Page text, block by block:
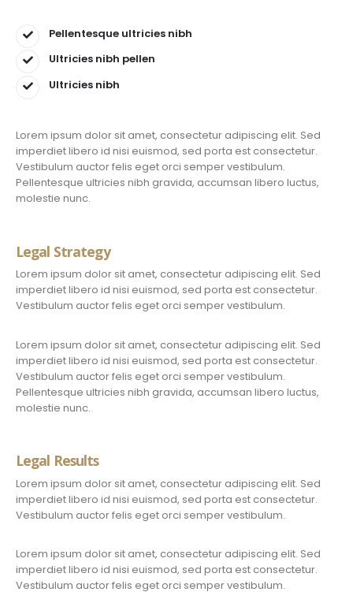
Pellentesque ultricies nibh
Ultricies nibh pellen
Ultricies nibh
Lorem ipsum dolor sit amet, consectetur adipiscing elit. Sed
imperdiet libero id nisi euismod, sed porta est consectetur.
Vestibulum auctor felis eget orci semper vestibulum.
Pellentesque ultricies nibh gravida, accumsan libero luctus,
molestie nunc.
Legal Strategy
Lorem ipsum dolor sit amet, consectetur adipiscing elit. Sed
imperdiet libero id nisi euismod, sed porta est consectetur.
Vestibulum auctor felis eget orci semper vestibulum.
Lorem ipsum dolor sit amet, consectetur adipiscing elit. Sed
imperdiet libero id nisi euismod, sed porta est consectetur.
Vestibulum auctor felis eget orci semper vestibulum.
Pellentesque ultricies nibh gravida, accumsan libero luctus,
molestie nunc.
Legal Results
Lorem ipsum dolor sit amet, consectetur adipiscing elit. Sed
imperdiet libero id nisi euismod, sed porta est consectetur.
Vestibulum auctor felis eget orci semper vestibulum.
Lorem ipsum dolor sit amet, consectetur adipiscing elit. Sed
imperdiet libero id nisi euismod, sed porta est consectetur.
Vestibulum auctor felis eget orci semper vestibulum.